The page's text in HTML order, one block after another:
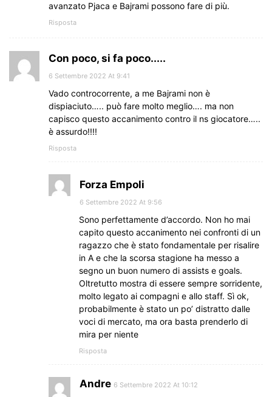
avanzato Pjaca e Bajrami possono fare di più.
Risposta
Con poco, si fa poco.....
6 Settembre 2022 At 9:41
Vado controcorrente, a me Bajrami non è
dispiaciuto….. può fare molto meglio…. ma non
capisco questo accanimento contro il ns giocatore…..
è assurdo!!!!
Risposta
Forza Empoli
6 Settembre 2022 At 9:56
Sono perfettamente d’accordo. Non ho mai
capito questo accanimento nei confronti di un
ragazzo che è stato fondamentale per risalire
in A e che la scorsa stagione ha messo a
segno un buon numero di assists e goals.
Oltretutto mostra di essere sempre sorridente,
molto legato ai compagni e allo staff. Sì ok,
probabilmente è stato un po’ distratto dalle
voci di mercato, ma ora basta prenderlo di
mira per niente
Risposta
Andre 6 Settembre 2022 At 10:12